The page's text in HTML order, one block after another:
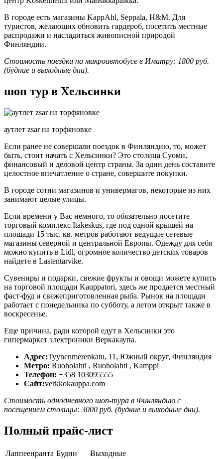
В городе есть магазины KappAhl, Seppala, H&M. Для
туристов, желающих обновить гардероб, посетить местные
распродажи и насладиться живописной природой
Финляндии.
Стоимость поездки на микроавтобусе в Иматру: 1800 руб.
(будние и выходные дни).
шоп тур в Хельсинки
аутлет zsar на торфяновке
Если ранее не совершали поездок в Финляндию, то, может
быть, стоит начать с Хельсинки? Это столица Суоми,
финансовый и деловой центр страны. За один день составите
целостное впечатление о стране, совершите покупки.
В городе сотни магазинов и универмагов, некоторые из них
занимают целые улицы.
Если времени у Вас немного, то обязательно посетите
торговый комплекс Itakeskus, где под одной крышей на
площади 15 тыс. кв. метров работают ведущие сетевые
магазины северной и центральной Европы. Одежду для себя
можно купить в Lidl, огромное количество детских товаров
найдете в Lastentarvike.
Сувениры и подарки, свежие фрукты и овощи можете купить
на торговой площади Kauppatori, здесь же продается местный
фаст-фуд и свежеприготовленная рыба. Рынок на площади
работает с понедельника по субботу, а летом открыт также в
воскресенье.
Еще причина, ради которой едут в Хельсинки это
гипермаркет электроники Веркакаупа.
Адрес:Tyynenmerenkatu, 11, Южный округ, Финляндия
Метро: Ruoholahti , Ruoholahti , Kamppi
Телефон: +358 103095555
Сайт:verkkokauppa.com
Стоимость однодневного шоп-тура в Финляндию с
посещением столицы: 3000 руб. (будние и выходные дни).
Полный прайс-лист
Лаппеенранта Будни
Выходные